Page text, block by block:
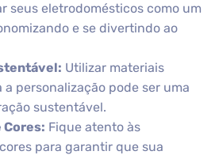
seus eletrodomésticos como um
e se divertindo ao
Utilizar materiais
a personalização pode ser uma
sustentável.
Cores: Fique atento às
para garantir que sua